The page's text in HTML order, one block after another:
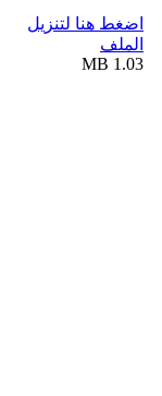
اضغط هنا لتنزيل
الملف
1.03 MB